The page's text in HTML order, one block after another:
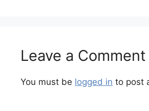
Leave a Comment
You must be logged in to post